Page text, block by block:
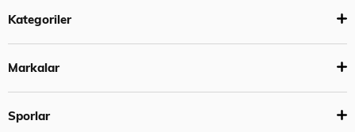
Kategoriler
Markalar
Sporlar